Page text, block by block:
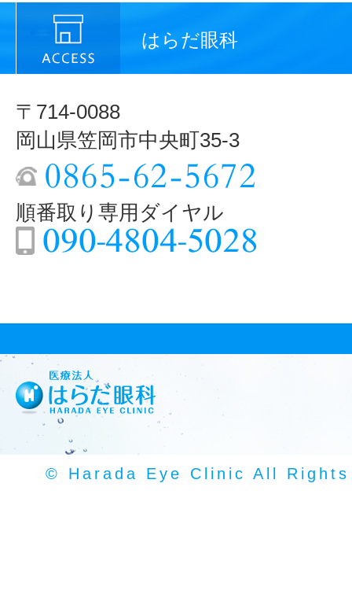
はらだ眼科
〒714-0088
岡山県笠岡市中央町35-3
順番取り専用ダイヤル
© Harada Eye Clinic All